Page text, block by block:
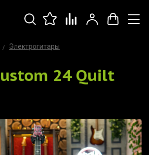
Электрогитары
24 Quilt